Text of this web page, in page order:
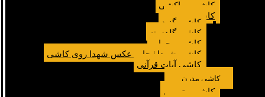
کاشی مراکشی
کاشی مسجد
کاشی گنبد
کاشی گلدسته
کاشی محراب
کاشی شهدا | چاپ عکس شهدا روی کاشی
کاشی آیات قرآنی
کاشی مدرن
کاشی مترویی